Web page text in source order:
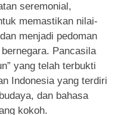
seremonial,
memastikan nilai-
menjadi pedoman
Pancasila
yang telah terbukti
Indonesia yang terdiri
dan bahasa
kokoh.